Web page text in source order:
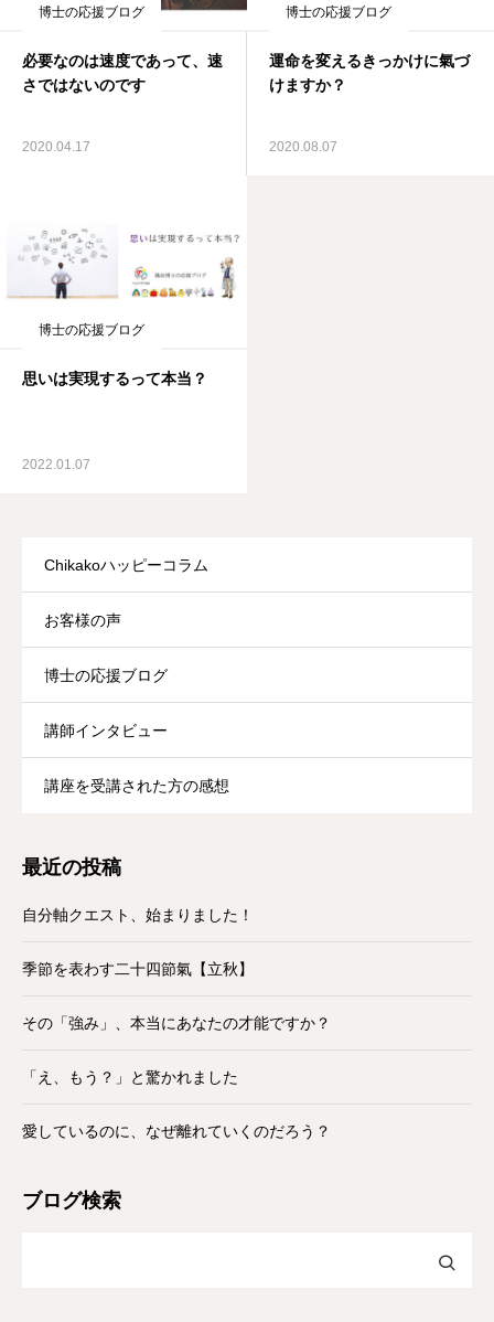
博士の応援ブログ
必要なのは速度であって、速
さではないのです
2020.04.17
博士の応援ブログ
運命を変えるきっかけに氣づ
けますか？
2020.08.07
博士の応援ブログ
思いは実現するって本当？
2022.01.07
Chikakoハッピーコラム
お客様の声
博士の応援ブログ
講師インタビュー
講座を受講された方の感想
最近の投稿
自分軸クエスト、始まりました！
季節を表わす二十四節氣【立秋】
その「強み」、本当にあなたの才能ですか？
「え、もう？」と驚かれました
愛しているのに、なぜ離れていくのだろう？
ブログ検索